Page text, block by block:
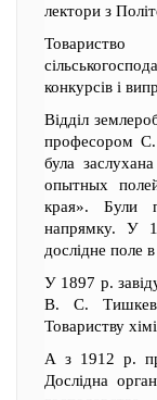
лектори з
конкурсів і
Відділ
професором
була
опытных
края». Були
напрямку. У
дослідне поле
У 1897 р.
В. С.
Товариству
А з 1912 р.
Дослідна